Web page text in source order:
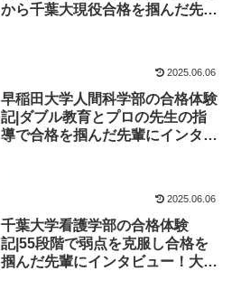
から千葉大現役合格を掴んだ先輩
2025.06.06
早稲田大学人間科学部の合格体験
記|ダブル教育とプロの先生の指
導で合格を掴んだ先輩にインタビ
2025.06.06
千葉大学看護学部の合格体験
記|55段階で弱点を克服し合格を
掴んだ先輩にインタビュー！大学